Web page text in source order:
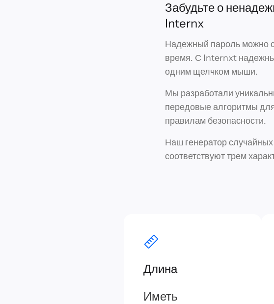
Забудьте о
Internx
Надежный пароль можно
время. С Internxt
одним щелчком мыши.
Мы разработали
передовые алгоритмы
правилам безопасности.
Наш генератор
соответствуют трем
Длина
Иметь